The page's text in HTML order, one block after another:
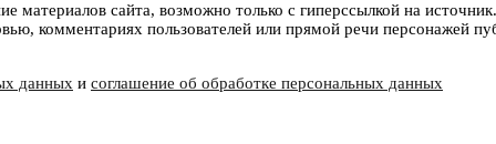
материалов сайта, возможно только с гиперссылкой на
комментариях пользователей или прямой речи персонажей
данных и соглашение об обработке персональных данных